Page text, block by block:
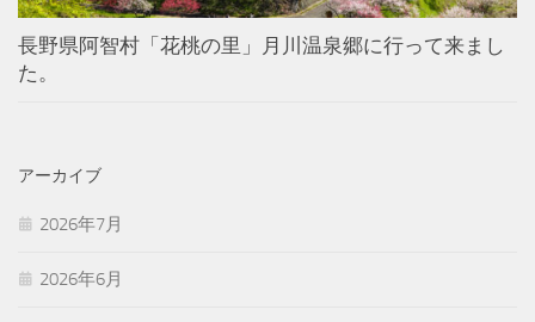
長野県阿智村「花桃の里」月川温泉郷に行って来まし
た。
アーカイブ
2026年7月
2026年6月